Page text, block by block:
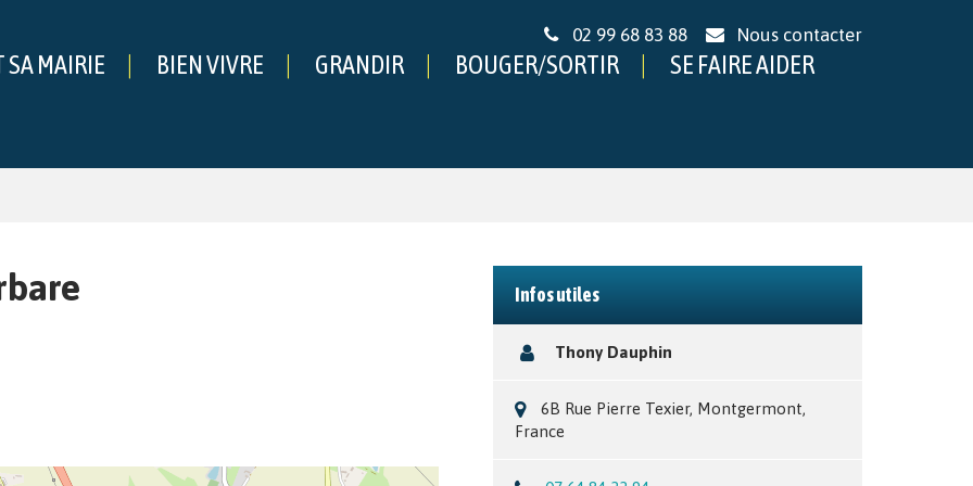
02 99 68 83 88 Nous contacter
SA MAIRIE BIEN VIVRE GRANDIR BOUGER/SORTIR
SE FAIRE AIDER
Infos utiles
Thony Dauphin
6B Rue Pierre Texier, Montgermont,
France